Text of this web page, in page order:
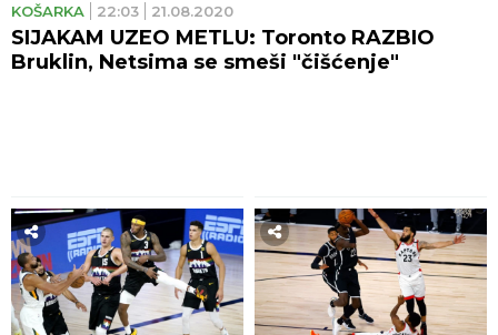
KOŠARKA 22:03 21.08.2020
SIJAKAM UZEO METLU: Toronto RAZBIO
Bruklin, Netsima se smeši "čišćenje"